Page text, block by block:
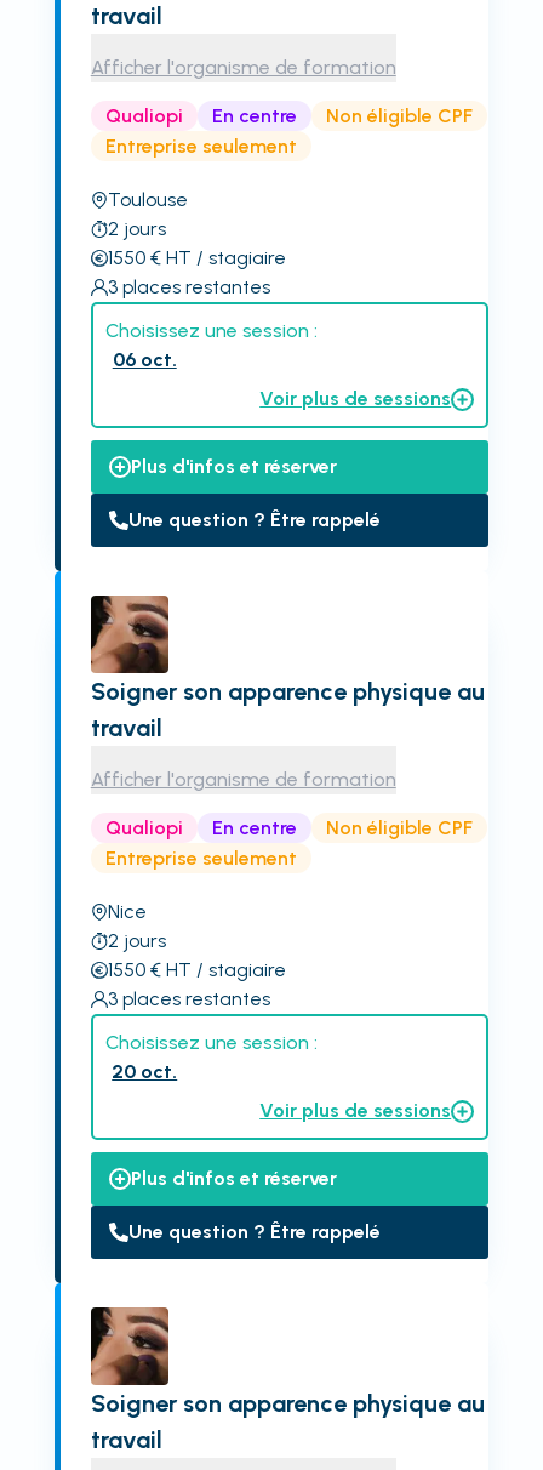
travail
Afficher l'organisme de formation
Qualiopi En centre
Non éligible CPF
Entreprise seulement
Toulouse
2 jours
1550€ HT / stagiaire
3 places restantes
Choisissez une session :
06 oct.
Voir plus de sessions
Plus d'infos et réserver
Une question ? Être rappelé
Soigner son apparence physique au
travail
Afficher l'organisme de formation
Qualiopi En centre
Non éligible CPF
Entreprise seulement
Nice
2 jours
1550€ HT / stagiaire
3 places restantes
Choisissez une session :
20 oct.
Voir plus de sessions
Plus d'infos et réserver
Une question ? Être rappelé
Soigner son apparence physique au
travail